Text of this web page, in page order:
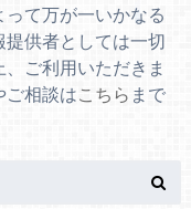
て万が一いかなる
供者としては一切
ご利用いただきま
ご相談はこちら まで